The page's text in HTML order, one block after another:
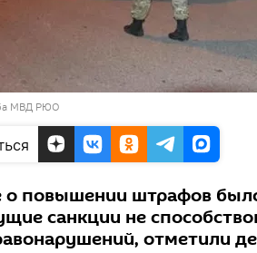
МВД РЮО
о повышении штрафов
санкции не
отметили